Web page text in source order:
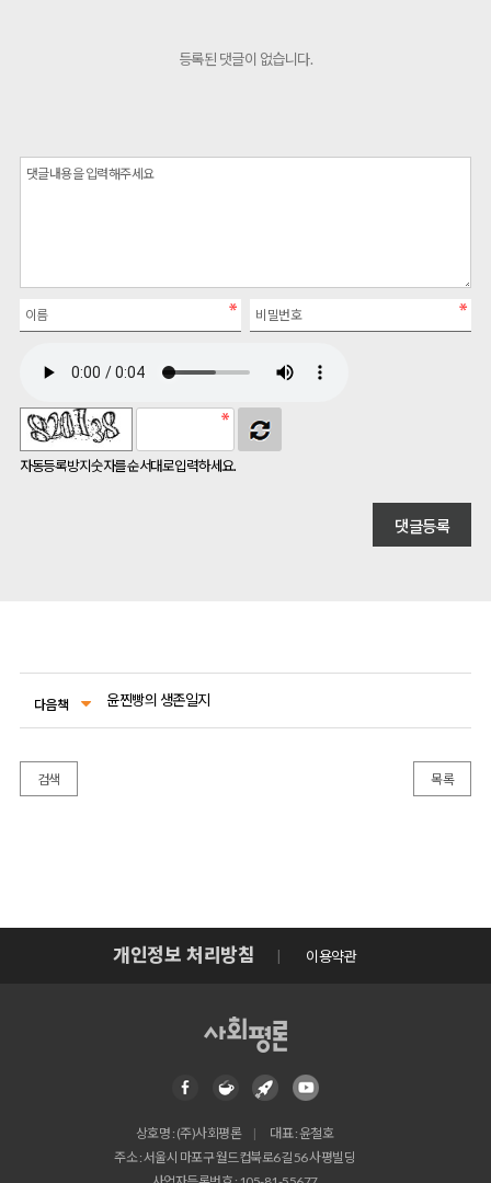
등록된 댓글이 없습니다.
자동등록방지 숫자를 순서대로 입력하세요.
다음책 윤찐빵의 생존일지
검색 목록
개인정보 처리방침 이용약관
상호명 : (주)사회평론
대표 : 윤철호
주소 : 서울시 마포구 월드컵북로6길 56 사평빌딩